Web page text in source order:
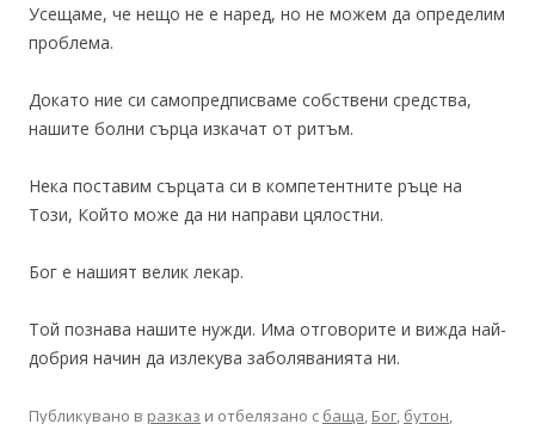
Усещаме, че нещо не е наред, но не можем да определим
проблема.
Докато ние си самопредписваме собствени средства,
нашите болни сърца изкачат от ритъм.
Нека поставим сърцата си в компетентните ръце на
Този, Който може да ни направи цялостни.
Бог е нашият велик лекар.
Той познава нашите нужди. Има отговорите и вижда най-
добрия начин да излекува заболяванията ни.
Публикувано в разказ и отбелязано с баща, Бог, бутон,